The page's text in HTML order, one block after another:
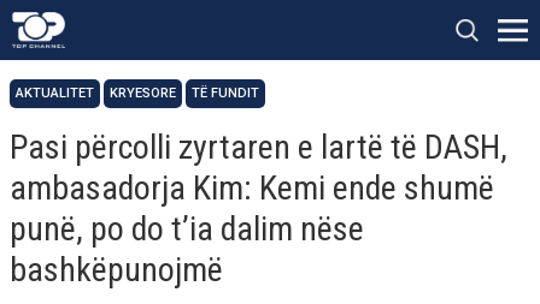
AKTUALITET KRYESORE TË FUNDIT
Pasi përcolli zyrtaren e lartë të DASH,
ambasadorja Kim: Kemi ende shumë
punë, po do t’ia dalim nëse
bashkëpunojmë